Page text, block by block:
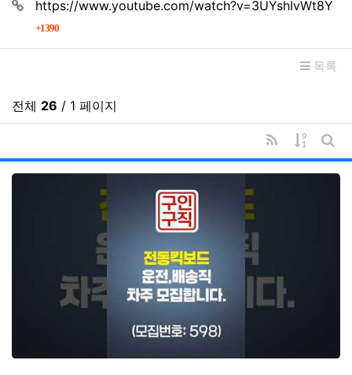
https://www.youtube.com/watch?v=3UYshIvWt8Y
1390회 연결
목록
전체 26 / 1 페이지
RSS
게시물
게